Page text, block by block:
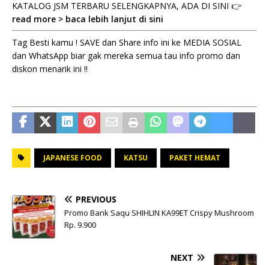
KATALOG JSM TERBARU SELENGKAPNYA, ADA DI SINI 👉
read more > baca lebih lanjut di sini
Tag Besti kamu ! SAVE dan Share info ini ke MEDIA SOSIAL
dan WhatsApp biar gak mereka semua tau info promo dan
diskon menarik ini !!
JAPANESE FOOD KATSU PAKET HEMAT
PREVIOUS
Promo Bank Saqu SHIHLIN KA99ET Crispy Mushroom
Rp. 9.900
NEXT